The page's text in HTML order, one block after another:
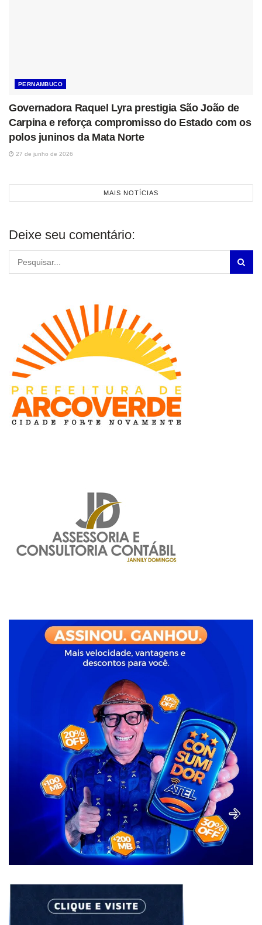
PERNAMBUCO
Governadora Raquel Lyra prestigia São João de
Carpina e reforça compromisso do Estado com os
polos juninos da Mata Norte
27 de junho de 2026
MAIS NOTÍCIAS
Deixe seu comentário: